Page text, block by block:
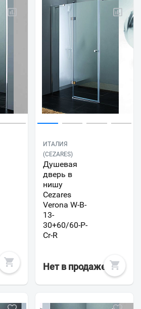
ИТАЛИЯ
(CEZARES)
Душевая
дверь в
нишу
Cezares
Verona W-B-
13-
30+60/60-P-
Cr-R
Нет в продаже